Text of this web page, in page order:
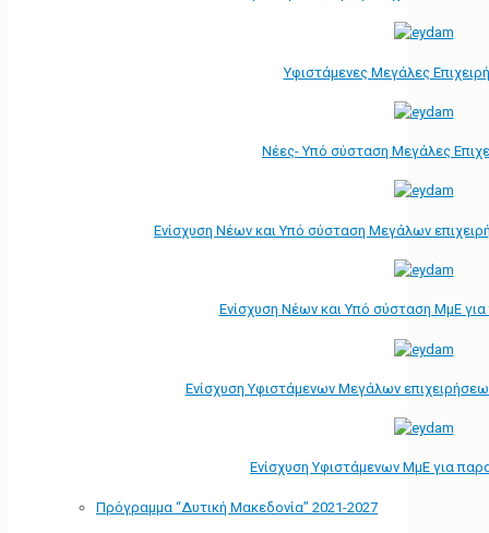
Υφιστάμενες Μεγάλες
Νέες- Υπό σύσταση Μεγάλες
Ενίσχυση Νέων και Υπό σύσταση Μεγάλων
Ενίσχυση Νέων και Υπό σύσταση ΜμΕ
Ενίσχυση Υφιστάμενων Μεγάλων
Ενίσχυση Υφιστάμενων ΜμΕ για
Πρόγραμμα “Δυτική Μακεδονία” 2021-2027